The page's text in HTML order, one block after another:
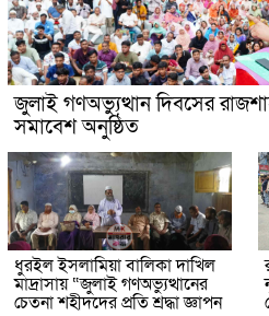
জুলাই গণঅভ্যুত্থান দিবসের
সমাবেশ অনুষ্ঠিত
ধুরইল ইসলামিয়া বালিকা দাখিল
মাদ্রাসায় “জুলাই গণঅভ্যুত্থানের
চেতনা শহীদদের প্রতি শ্রদ্ধা জ্ঞাপন